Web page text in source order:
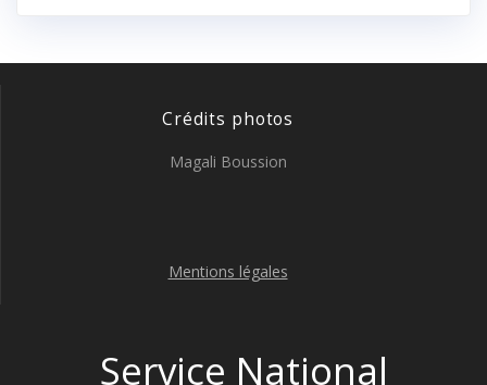
Crédits photos
Magali Boussion
Mentions légales
Service National